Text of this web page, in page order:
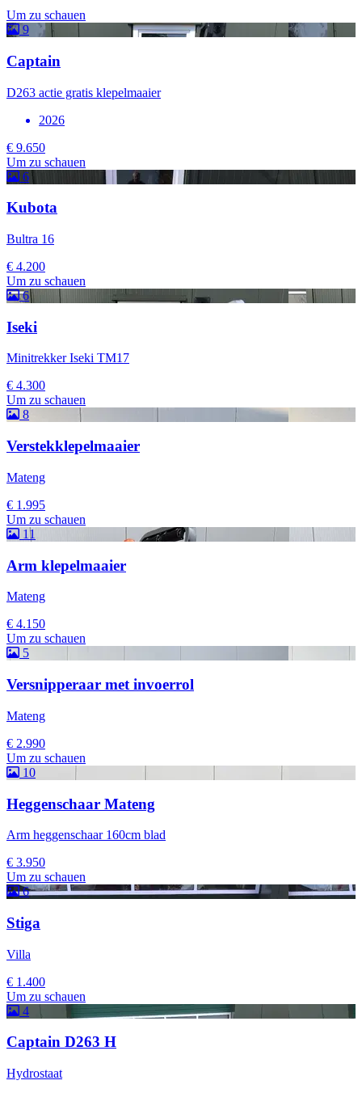
Um zu schauen
9
Captain
D263 actie gratis klepelmaaier
2026
€ 9.650
Um zu schauen
6
Kubota
Bultra 16
€ 4.200
Um zu schauen
6
Iseki
Minitrekker Iseki TM17
€ 4.300
Um zu schauen
8
Verstekklepelmaaier
Mateng
€ 1.995
Um zu schauen
11
Arm klepelmaaier
Mateng
€ 4.150
Um zu schauen
5
Versnipperaar met invoerrol
Mateng
€ 2.990
Um zu schauen
10
Heggenschaar Mateng
Arm heggenschaar 160cm blad
€ 3.950
Um zu schauen
6
Stiga
Villa
€ 1.400
Um zu schauen
4
Captain D263 H
Hydrostaat